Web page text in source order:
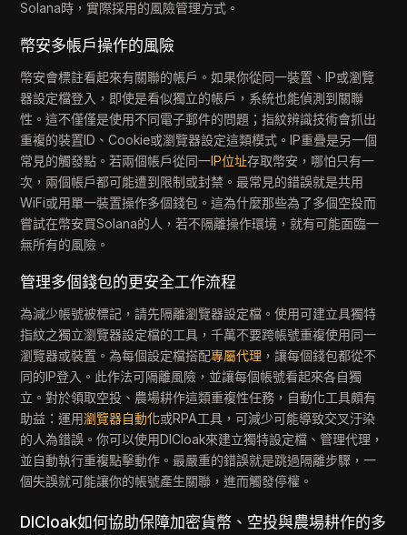
Solana時，實際採用的風險管理方式。
幣安多帳戶操作的風險
幣安會標註看起來有關聯的帳戶。如果你從同一裝置、IP或瀏覽
器設定檔登入，即使是看似獨立的帳戶，系統也能偵測到關聯
性。這不僅僅是使用不同電子郵件的問題；指紋辨識技術會抓出
重複的裝置ID、Cookie或瀏覽器設定這類模式。IP重疊是另一個
常見的觸發點。若兩個帳戶從同一IP位址存取幣安，哪怕只有一
次，兩個帳戶都可能遭到限制或封禁。最常見的錯誤就是共用
WiFi或用單一裝置操作多個錢包。這為什麼那些為了多個空投而
嘗試在幣安買Solana的人，若不隔離操作環境，就有可能面臨一
無所有的風險。
管理多個錢包的更安全工作流程
為減少帳號被標記，請先隔離瀏覽器設定檔。使用可建立具獨特
指紋之獨立瀏覽器設定檔的工具，千萬不要跨帳號重複使用同一
瀏覽器或裝置。為每個設定檔搭配專屬代理 ，讓每個錢包都從不
同的IP登入。此作法可隔離風險，並讓每個帳號看起來各自獨
立。對於領取空投、農場耕作這類重複性任務，自動化工具頗有
助益：運用瀏覽器自動化或RPA工具，可減少可能導致交叉汙染
的人為錯誤。你可以使用DICloak來建立獨特設定檔、管理代理，
並自動執行重複點擊動作。最嚴重的錯誤就是跳過隔離步驟，一
個失誤就可能讓你的帳號產生關聯，進而觸發停權。
DICloak如何協助保障加密貨幣、空投與農場耕作的多